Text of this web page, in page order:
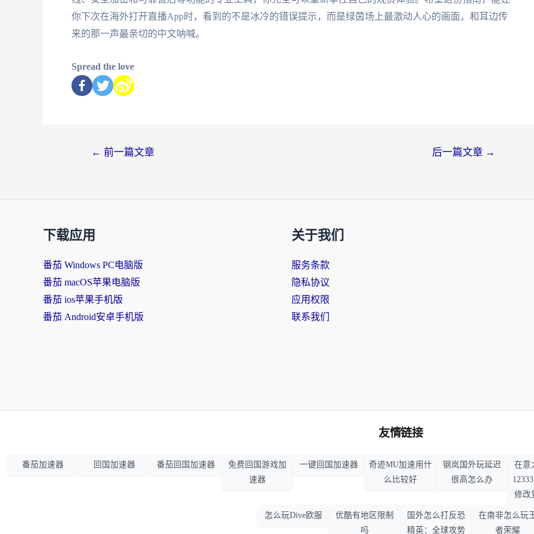
你下次在海外打开直播App时，看到的不是冰冷的错误提示，而是绿茵场上最激动人心的画面，和耳边传
来的那一声最亲切的中文呐喊。
Spread the love
← 前一篇文章 后一篇文章 →
下载应用
番茄 Windows PC电脑版
番茄 macOS苹果电脑版
番茄 ios苹果手机版
番茄 Android安卓手机版
关于我们
服务条款
隐私协议
应用权限
联系我们
友情链接
番茄加速器 回国加速器 番茄回国加速器
免费回国游戏加
速器
一键回国加速器
奇迹MU加速用什
么比较好
钢岚国外玩延迟
很高怎么办
在意
修改
怎么玩Dive欧服
优酷有地区限制
吗
国外怎么打反恐
精英：全球攻势
在南非怎么玩
者荣耀